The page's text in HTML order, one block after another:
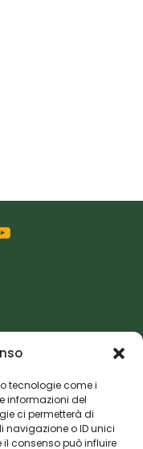
tecnologie come i
informazioni del
ci permetterà di
o ID unici
il consenso può influire